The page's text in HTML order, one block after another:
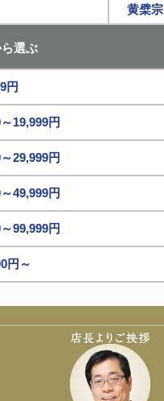
黄檗宗
選ぶ
円
19,999円
29,999円
49,999円
99,999円
円～